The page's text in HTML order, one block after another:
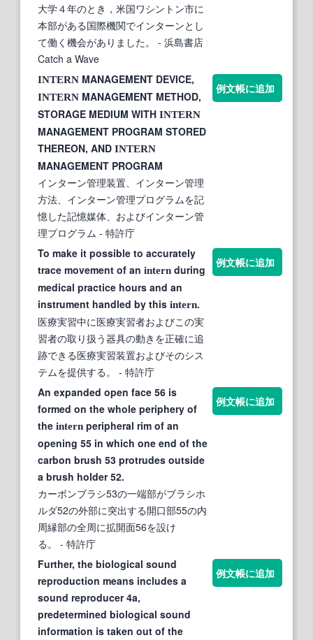
大学４年のとき，米国ワシントン市に
本部がある国際機関でインターンとし
て働く機会がありました。
- 浜島書店
Catch a Wave
INTERN MANAGEMENT DEVICE,
INTERN MANAGEMENT METHOD,
STORAGE MEDIUM WITH INTERN
MANAGEMENT PROGRAM STORED
THEREON, AND INTERN
MANAGEMENT PROGRAM
インターン管理装置、インターン管理
方法、インターン管理プログラムを記
憶した記憶媒体、およびインターン管
理プログラム - 特許庁
例文帳に追加
To make it possible to accurately
trace movement of an intern during
medical practice hours and an
instrument handled by this intern.
医療実習中に医療実習者およびこの実
習者の取り扱う器具の動きを正確に追
跡できる医療実習装置およびそのシス
テムを提供する。
- 特許庁
例文帳に追加
An expanded open face 56 is
formed on the whole periphery of
the intern peripheral rim of an
opening 55 in which one end of the
carbon brush 53 protrudes outside
a brush holder 52.
カーボンブラシ53の一端部がブラシホ
ルダ52の外部に突出する開口部55の内
周縁部の全周に拡開面56を設け
る。
- 特許庁
例文帳に追加
Further, the biological sound
reproduction means includes a
sound reproducer 4a,
predetermined biological sound
information is taken out of the
例文帳に追加